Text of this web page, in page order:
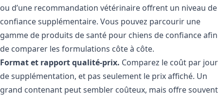
ou d’une recommandation vétérinaire offrent un niveau de
confiance supplémentaire. Vous pouvez parcourir une
gamme de produits de santé pour chiens de confiance afin
de comparer les formulations côte à côte.
Format et rapport qualité-prix. Comparez le coût par jour
de supplémentation, et pas seulement le prix affiché. Un
grand contenant peut sembler coûteux, mais offre souvent